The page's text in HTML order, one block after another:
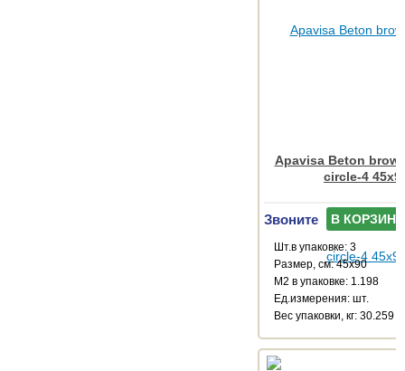
Apavisa Beton
circle-4
Звоните В КОРЗИНУ
Шт.в упаковке: 3
Размер, см: 45x90
М2 в упаковке: 1.198
Ед.измерения: шт.
Веc упаковки, кг: 30.259